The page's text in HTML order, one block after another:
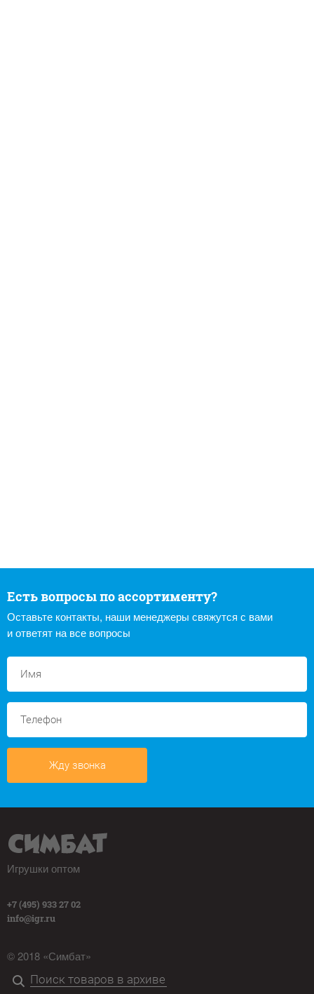
Есть вопросы по ассортименту?
Оставьте контакты, наши менеджеры свяжутся с вами
и ответят на все вопросы
Жду звонка
Игрушки оптом
+7 (495) 933 27 02
info@igr.ru
© 2018 «Симбат»